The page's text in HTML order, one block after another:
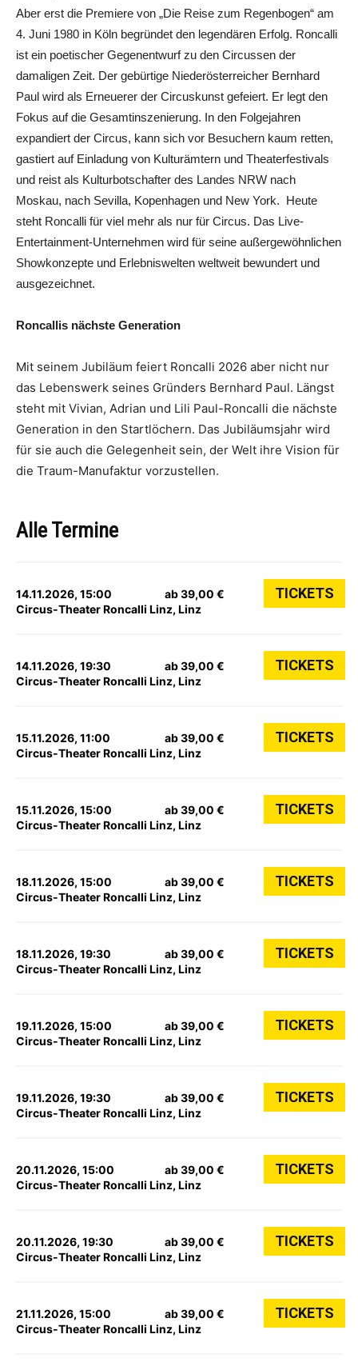
Aber erst die Premiere von „Die Reise zum Regenbogen“ am
4. Juni 1980 in Köln begründet den legendären Erfolg. Roncalli
ist ein poetischer Gegenentwurf zu den Circussen der
damaligen Zeit. Der gebürtige Niederösterreicher Bernhard
Paul wird als Erneuerer der Circuskunst gefeiert. Er legt den
Fokus auf die Gesamtinszenierung. In den Folgejahren
expandiert der Circus, kann sich vor Besuchern kaum retten,
gastiert auf Einladung von Kulturämtern und Theaterfestivals
und reist als Kulturbotschafter des Landes NRW nach
Moskau, nach Sevilla, Kopenhagen und New York. Heute
steht Roncalli für viel mehr als nur für Circus. Das Live-
Entertainment-Unternehmen wird für seine außergewöhnlichen
Showkonzepte und Erlebniswelten weltweit bewundert und
ausgezeichnet.
Roncallis nächste Generation
Mit seinem Jubiläum feiert Roncalli 2026 aber nicht nur
das Lebenswerk seines Gründers Bernhard Paul. Längst
steht mit Vivian, Adrian und Lili Paul-Roncalli die nächste
Generation in den Startlöchern. Das Jubiläumsjahr wird
für sie auch die Gelegenheit sein, der Welt ihre Vision für
die Traum-Manufaktur vorzustellen.
Alle Termine
14.11.2026, 15:00
Circus-Theater Roncalli Linz, Linz
ab 39,00 € TICKETS
14.11.2026, 19:30
Circus-Theater Roncalli Linz, Linz
ab 39,00 € TICKETS
15.11.2026, 11:00
Circus-Theater Roncalli Linz, Linz
ab 39,00 € TICKETS
15.11.2026, 15:00
Circus-Theater Roncalli Linz, Linz
ab 39,00 € TICKETS
18.11.2026, 15:00
Circus-Theater Roncalli Linz, Linz
ab 39,00 € TICKETS
18.11.2026, 19:30
Circus-Theater Roncalli Linz, Linz
ab 39,00 € TICKETS
19.11.2026, 15:00
Circus-Theater Roncalli Linz, Linz
ab 39,00 € TICKETS
19.11.2026, 19:30
Circus-Theater Roncalli Linz, Linz
ab 39,00 € TICKETS
20.11.2026, 15:00
Circus-Theater Roncalli Linz, Linz
ab 39,00 € TICKETS
20.11.2026, 19:30
Circus-Theater Roncalli Linz, Linz
ab 39,00 € TICKETS
21.11.2026, 15:00
Circus-Theater Roncalli Linz, Linz
ab 39,00 € TICKETS